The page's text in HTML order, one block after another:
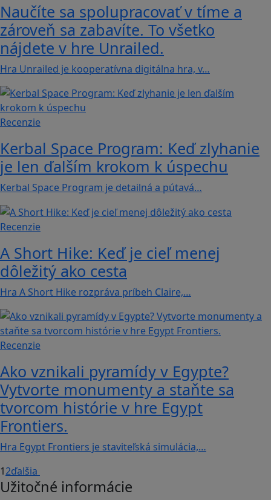
Naučíte sa spolupracovať v tíme a
zároveň sa zabavíte. To všetko
nájdete v hre Unrailed.
Hra Unrailed je kooperatívna digitálna hra, v…
Recenzie
Kerbal Space Program: Keď zlyhanie
je len ďalším krokom k úspechu
Kerbal Space Program je detailná a pútavá…
Recenzie
A Short Hike: Keď je cieľ menej
dôležitý ako cesta
Hra A Short Hike rozpráva príbeh Claire,…
Recenzie
Ako vznikali pyramídy v Egypte?
Vytvorte monumenty a staňte sa
tvorcom histórie v hre Egypt
Frontiers.
Hra Egypt Frontiers je staviteľská simulácia,…
12ďalšia
Užitočné informácie